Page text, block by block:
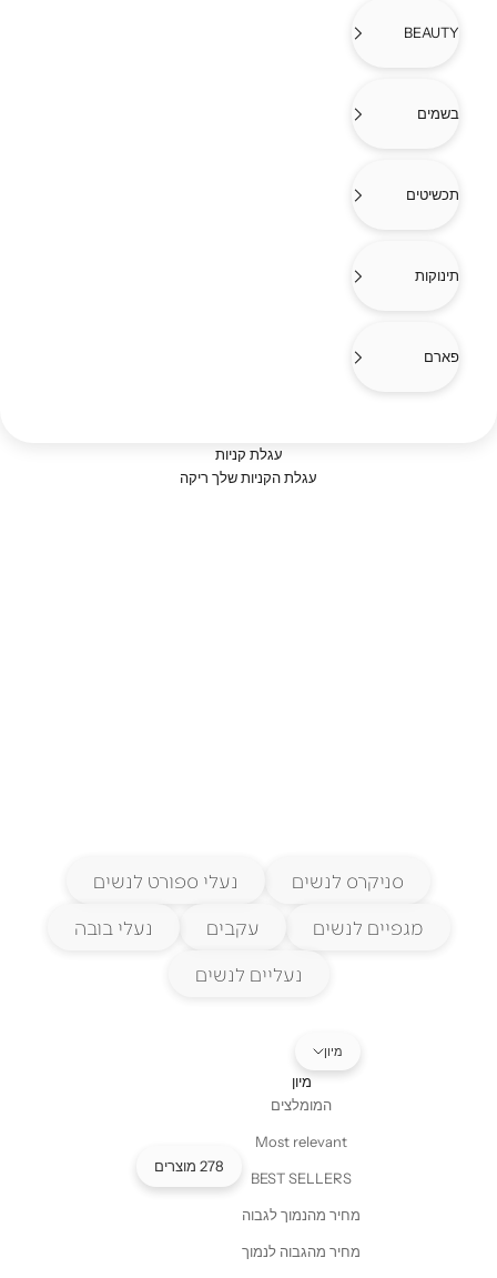
BEAUTY
בשמים
תכשיטים
תינוקות
פארם
עגלת קניות
עגלת הקניות שלך ריקה
סנדלים וכפכפים לנשים
סניקרס לנשים
נעלי ספורט לנשים
מגפיים לנשים
עקבים
נעלי בובה
נעליים לנשים
מיון
מיון
המומלצים
Most relevant
BEST SELLERS
מחיר מהנמוך לגבוה
מחיר מהגבוה לנמוך
278 מוצרים